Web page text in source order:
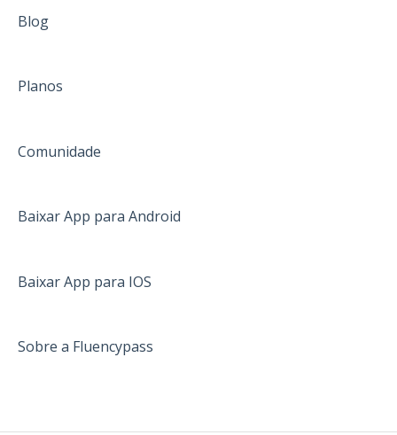
Blog
Planos
Comunidade
Baixar App para Android
Baixar App para IOS
Sobre a Fluencypass